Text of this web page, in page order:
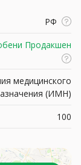
РФ
Продакшен
медицинского
(ИМН)
100